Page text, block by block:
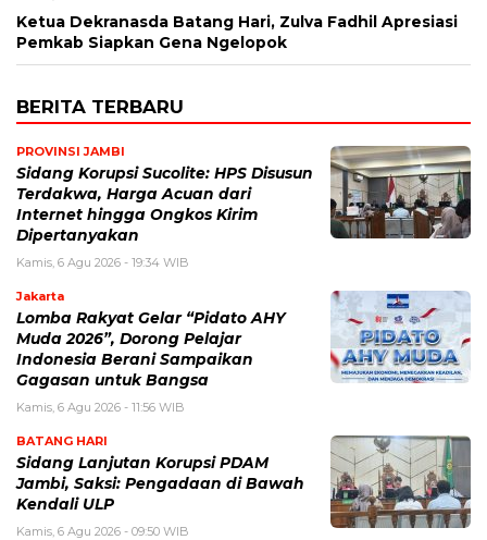
Ketua Dekranasda Batang Hari, Zulva Fadhil Apresiasi
Pemkab Siapkan Gena Ngelopok
BERITA TERBARU
PROVINSI JAMBI
Sidang Korupsi Sucolite: HPS Disusun
Terdakwa, Harga Acuan dari
Internet hingga Ongkos Kirim
Dipertanyakan
Kamis, 6 Agu 2026 - 19:34 WIB
Jakarta
Lomba Rakyat Gelar “Pidato AHY
Muda 2026”, Dorong Pelajar
Indonesia Berani Sampaikan
Gagasan untuk Bangsa
Kamis, 6 Agu 2026 - 11:56 WIB
BATANG HARI
Sidang Lanjutan Korupsi PDAM
Jambi, Saksi: Pengadaan di Bawah
Kendali ULP
Kamis, 6 Agu 2026 - 09:50 WIB